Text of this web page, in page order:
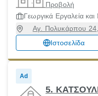
Προβολή
Γεωργικά Εργαλεία
Αγ. Πολυκάρπου
Ιστοσελίδα
Ad
5.